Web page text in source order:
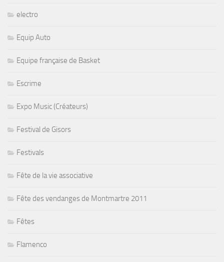
electro
Equip Auto
Equipe française de Basket
Escrime
Expo Music (Créateurs)
Festival de Gisors
Festivals
Fête de la vie associative
Fête des vendanges de Montmartre 2011
Fêtes
Flamenco